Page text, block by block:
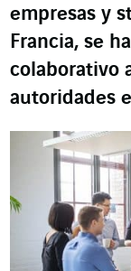
empresas y
Francia, se
colaborativo
autoridades